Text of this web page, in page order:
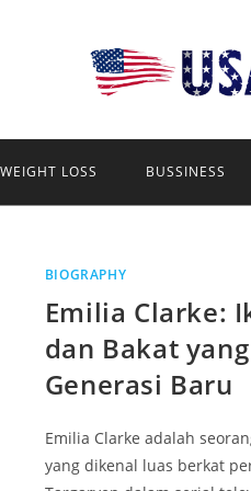
WEIGHT LOSS BUSSINESS
BIOGRAPHY
Emilia Clarke:
dan Bakat
Generasi Baru
Emilia Clarke adalah
yang dikenal luas berkat